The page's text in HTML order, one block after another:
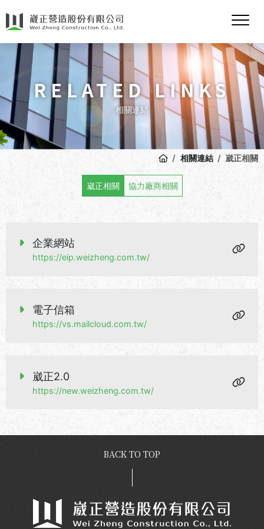
RELATED LINKS
相關連結
相關連結 崴正相關
崴正相關 協力廠商相關
企業網站
https://eip.weizheng.com.tw/
電子信箱
https://vs.mailcloud.com.tw/
崴正2.0
https://new.weizheng.com.tw/
BACK TO TOP